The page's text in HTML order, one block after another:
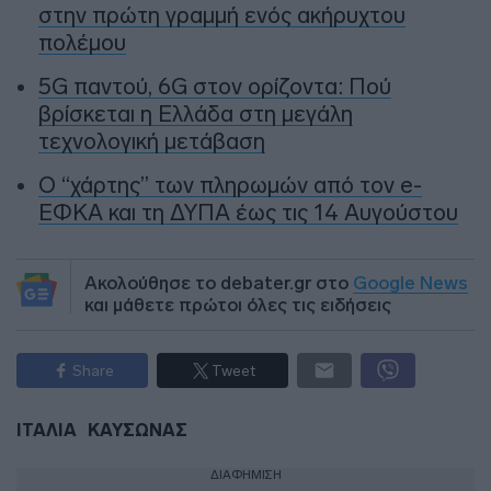
στην πρώτη γραμμή ενός ακήρυχτου
πολέμου
5G παντού, 6G στον ορίζοντα: Πού
βρίσκεται η Ελλάδα στη μεγάλη
τεχνολογική μετάβαση
Ο “χάρτης” των πληρωμών από τον e-
ΕΦΚΑ και τη ΔΥΠΑ έως τις 14 Αυγούστου
Ακολούθησε το debater.gr στο Google News
και μάθετε πρώτοι όλες τις ειδήσεις
Share Tweet
ΙΤΑΛΙΑ ΚΑΥΣΩΝΑΣ
ΔΙΑΦΗΜΙΣΗ